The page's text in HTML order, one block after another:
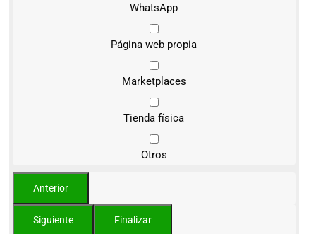
WhatsApp
Página web propia
Marketplaces
Tienda física
Otros